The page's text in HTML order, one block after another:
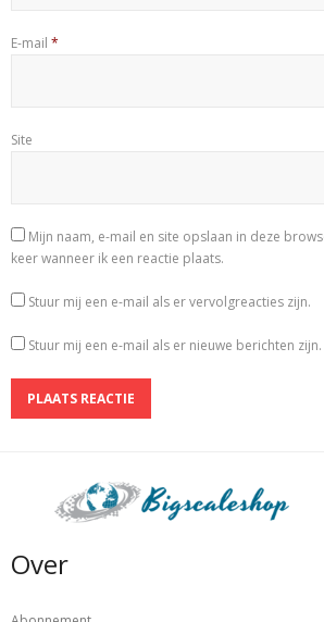
E-mail *
Site
Mijn naam, e-mail en site opslaan in deze
keer wanneer ik een reactie plaats.
Stuur mij een e-mail als er vervolgreacties zijn.
Stuur mij een e-mail als er nieuwe berichten zijn.
Over